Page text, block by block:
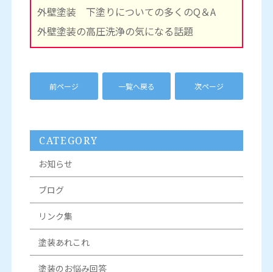
外壁塗装 下塗りについての多くのQ＆A
外壁塗装の高圧洗浄の気になる話題
前ページ 一覧へ戻る 次ページ
CATEGORY
お知らせ
ブログ
リンク集
塗装あれこれ
塗装のお悩み回答